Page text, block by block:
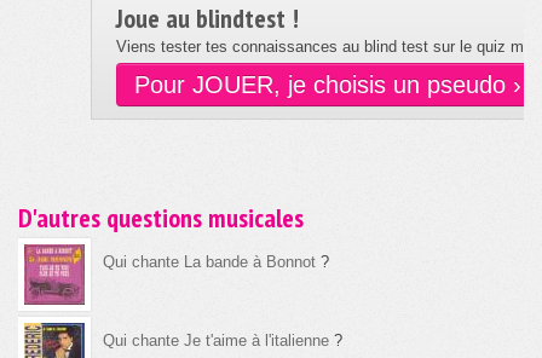
Joue au blindtest !
Viens tester tes connaissances au blind test sur le quiz
Pour JOUER, je choisis un pseudo ›
D'autres questions musicales
Qui chante La bande à Bonnot ?
Qui chante Je t'aime à l'italienne ?